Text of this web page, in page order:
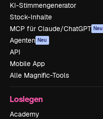
KI-Stimmengenerator
Stock-Inhalte
MCP für Claude/ChatGPT Neu
Agenten Neu
API
Mobile App
Alle Magnific-Tools
Loslegen
Academy